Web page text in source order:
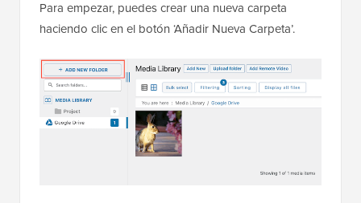
Para empezar, puedes crear una nueva carpeta
haciendo clic en el botón ‘Añadir Nueva Carpeta’.